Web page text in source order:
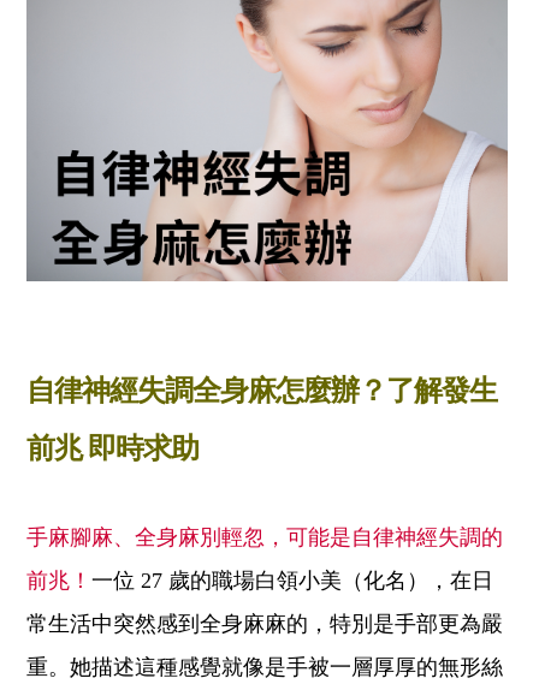
自律神經失調全身麻怎麼辦？了解發生
前兆 即時求助
手麻腳麻、全身麻別輕忽，可能是自律神經失調的
前兆！ 一位 27 歲的職場白領小美（化名），在日
常生活中突然感到全身麻麻的，特別是手部更為嚴
重。她描述這種感覺就像是手被一層厚厚的無形絲